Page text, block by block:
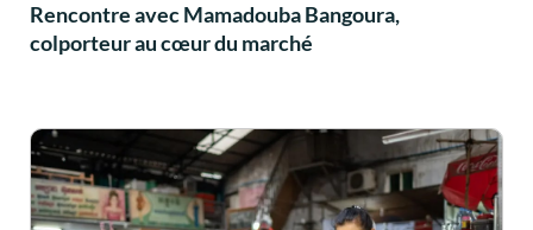
Rencontre avec Mamadouba Bangoura,
colporteur au cœur du marché